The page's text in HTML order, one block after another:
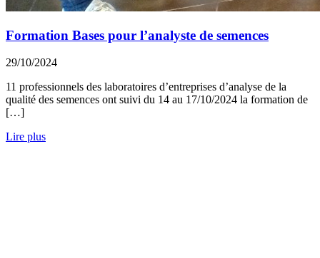
Formation Bases pour l’analyste de semences
29/10/2024
11 professionnels des laboratoires d’entreprises d’analyse de la
qualité des semences ont suivi du 14 au 17/10/2024 la formation de
[…]
Lire plus